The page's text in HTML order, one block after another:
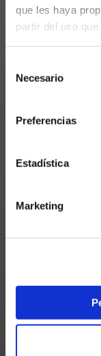
que les haya
partir del uso
Necesario
Preferencias
Estadística
Marketing